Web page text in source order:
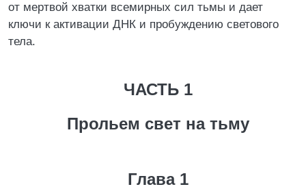
от мертвой хватки всемирных сил тьмы и дает
ключи к активации ДНК и пробуждению светового
тела.
ЧАСТЬ 1
Прольем свет на тьму
Глава 1